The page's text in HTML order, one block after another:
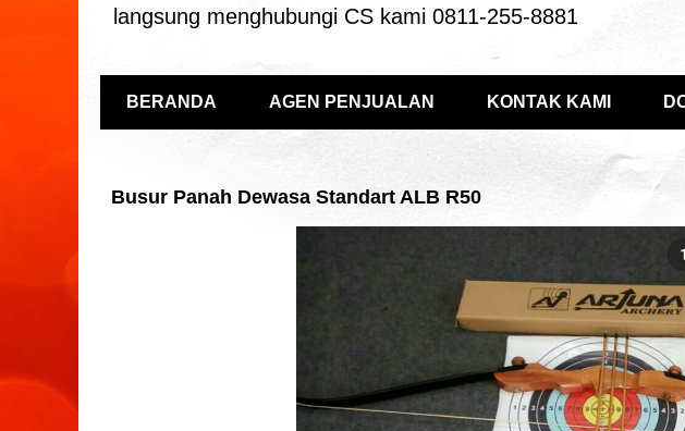
langsung menghubungi CS kami 0811-255-8881
BERANDA AGEN PENJUALAN KONTAK KAMI
Busur Panah Dewasa Standart ALB R50